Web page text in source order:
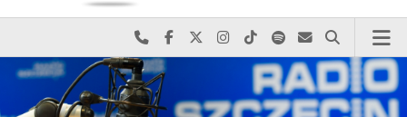
Najlepiej po prostu do nas zadzwoń
Odwiedź nas na Facebook-u
Odwiedź nas na X
Odwiedź nas na Instagram-ie
Odwiedź nas na TikTok-u
Szukaj nas na Spotify
Wyślij do nas
Szukaj